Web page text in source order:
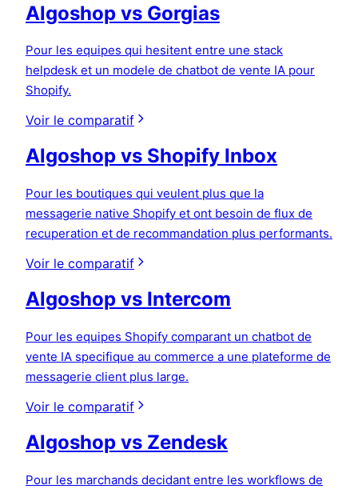
Algoshop vs Gorgias
Pour les equipes qui hesitent entre une stack
helpdesk et un modele de chatbot de vente IA pour
Shopify.
Voir le comparatif
Algoshop vs Shopify Inbox
Pour les boutiques qui veulent plus que la
messagerie native Shopify et ont besoin de flux de
recuperation et de recommandation plus performants.
Voir le comparatif
Algoshop vs Intercom
Pour les equipes Shopify comparant un chatbot de
vente IA specifique au commerce a une plateforme de
messagerie client plus large.
Voir le comparatif
Algoshop vs Zendesk
Pour les marchands decidant entre les workflows de